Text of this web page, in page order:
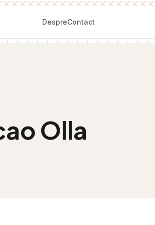
DespreContact
Olla